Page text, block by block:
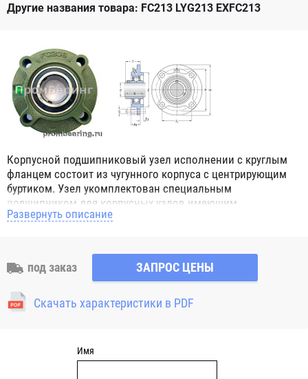
Другие названия товара: FC213 LYG213 EXFC213
Корпусной подшипниковый узел исполнении с круглым
фланцем состоит из чугунного корпуса с центрирующим
буртиком. Узел укомплектован специальным
подшипником для корпусных узлов имеющим
сферическое наружное кольцо. При монтаже корпусных
вала или неточность монтажа. Корпус имеет четыре
отверстия для закрепления. Узлы c круглым чугунным
фланцем являются обслуживаемыми, подшипник
смазывается через специальный фиттинг (тавотницу)
Развернуть описание
под заказ ЗАПРОС ЦЕНЫ
Скачать характеристики в PDF
Имя